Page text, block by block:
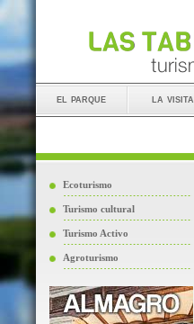
el parque la visita
Ecoturismo
Turismo cultural
Turismo Activo
Agroturismo